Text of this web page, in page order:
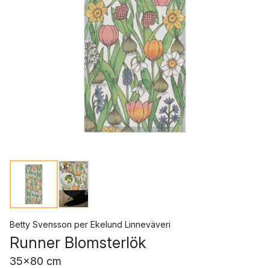
Betty Svensson per Ekelund Linneväveri
Runner Blomsterlök
35x80 cm